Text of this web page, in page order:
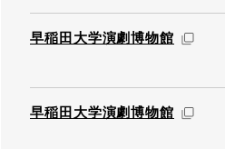
早稲田大学演劇博物館
早稲田大学演劇博物館